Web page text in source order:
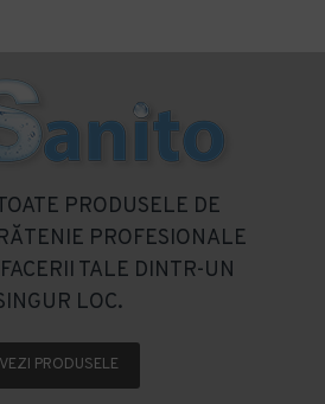
PRODUSELE DE
PROFESIONALE
TALE DINTR-UN
LOC.
VEZI PRODUSELE